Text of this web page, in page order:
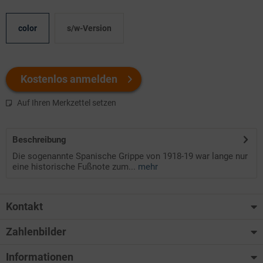
color s/w-Version
Kostenlos anmelden
Auf Ihren Merkzettel setzen
Beschreibung
Die sogenannte Spanische Grippe von 1918-19 war lange nur
eine historische Fußnote zum... mehr
Kontakt
Zahlenbilder
Informationen